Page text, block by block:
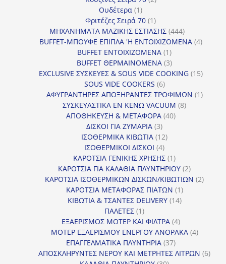
Ουδέτερα 11
προϊόν
Φριτέζες Σειρά 70 11
προϊόν
ΜΗΧΑΝΗΜΑΤΑ ΜΑΖΙΚΗΣ ΕΣΤΙΑΣΗΣ 444444
προϊόντα
BUFFET-ΜΠΟΥΦΕ ΕΠΙΠΛΑ 'Η ΕΝΤΟΙΧΙΖΟΜΕΝΑ 44
BUFFET ΕΝΤΟΙΧΙΖΟΜΕΝΑ 11
προϊόν
BUFFET ΘΕΡΜΑΙΝΟΜΕΝΑ 33
προϊόντα
EXCLUSIVE ΣΥΣΚΕΥΕΣ & SOUS VIDE COOKING 1515
SOUS VIDE COOKERS 66
προϊόντα
ΑΦΥΓΡΑΝΤΗΡΕΣ ΑΠΟΞΗΡΑΝΤΕΣ ΤΡΟΦΙΜΩΝ 11
ΣΥΣΚΕΥΑΣΤΙΚΑ ΕΝ ΚΕΝΩ VACUUM 88
ΑΠΟΘΗΚΕΥΣΗ & ΜΕΤΑΦΟΡΑ 4040
ΔΙΣΚΟΙ ΓΙΑ ΖΥΜΑΡΙΑ 33
προϊόντα
ΙΣΟΘΕΡΜΙΚΑ ΚΙΒΩΤΙΑ 1212
ΙΣΟΘΕΡΜΙΚΟΙ ΔΙΣΚΟΙ 44
προϊόντα
ΚΑΡΟΤΣΙΑ ΓΕΝΙΚΗΣ ΧΡΗΣΗΣ 11
προϊόν
ΚΑΡΟΤΣΙΑ ΓΙΑ ΚΑΛΑΘΙΑ ΠΛΥΝΤΗΡΙΟΥ 22
προϊόντα
ΚΑΡΟΤΣΙΑ ΙΣΟΘΕΡΜΙΚΩΝ ΔΙΣΚΩΝ/ΚΙΒΩΤΙΩΝ 22
ΚΑΡΟΤΣΙΑ ΜΕΤΑΦΟΡΑΣ ΠΙΑΤΩΝ 11
προϊόν
ΚΙΒΩΤΙΑ & ΤΣΑΝΤΕΣ DELIVERY 1414
ΠΑΛΕΤΕΣ 11
προϊόν
ΕΞΑΕΡΙΣΜΟΣ ΜΟΤΕΡ ΚΑΙ ΦΙΛΤΡΑ 44
προϊόντα
ΜΟΤΕΡ ΕΞΑΕΡΙΣΜΟΥ ΕΝΕΡΓΟΥ ΑΝΘΡΑΚΑ 44
ΕΠΑΓΓΕΛΜΑΤΙΚΑ ΠΛΥΝΤΗΡΙΑ 3737
προϊόντα
ΑΠΟΣΚΛΗΡΥΝΤΕΣ ΝΕΡΟΥ ΚΑΙ ΜΕΤΡΗΤΕΣ ΛΙΤΡΩΝ 66